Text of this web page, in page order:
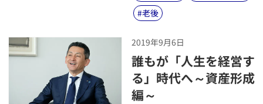
#老後
2019年9月6日
​誰もが「人生を経営す
る」時代へ～資産形成
編～